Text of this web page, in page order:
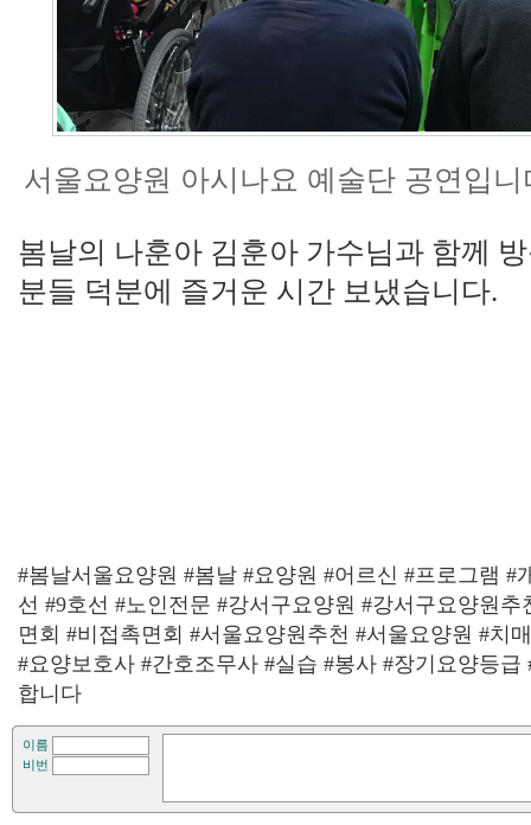
서울요양원 아시나요 예술단 공연입니
봄날의 나훈아 김훈아 가수님과 함께
분들 덕분에 즐거운 시간 보냈습니다.
#봄날서울요양원 #봄날 #요양원 #어르신 #프로그램 #
선 #9호선 #노인전문 #강서구요양원 #강서구요양원
면회 #비접촉면회 #서울요양원추천 #서울요양원 #치
#요양보호사 #간호조무사 #실습 #봉사 #장기요양등
합니다
이름
비번